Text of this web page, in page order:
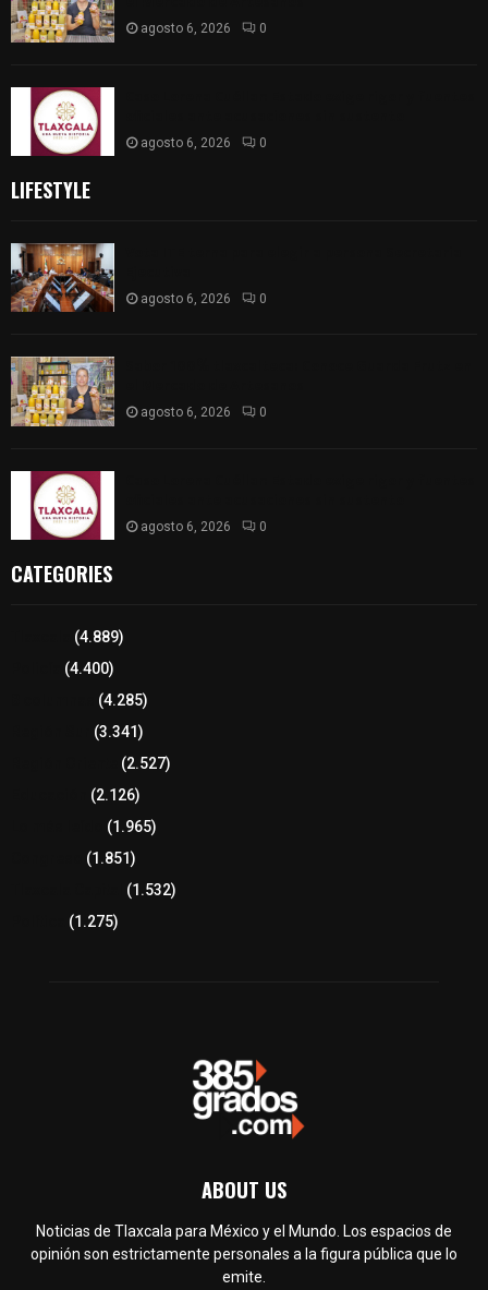
agosto 6, 2026 0
agosto 6, 2026 0
LIFESTYLE
agosto 6, 2026 0
agosto 6, 2026 0
agosto 6, 2026 0
CATEGORIES
(4.889)
(4.400)
(4.285)
(3.341)
(2.527)
(2.126)
(1.965)
(1.851)
(1.532)
(1.275)
ABOUT US
Noticias de Tlaxcala para México y el Mundo. Los espacios de
opinión son estrictamente personales a la figura pública que lo
emite.